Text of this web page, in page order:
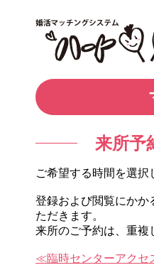
来所予
ご希望する時間を選択
登録および閲覧にかか
ただきます。
来所のご予約は、重複
≪臨時センターアクセ